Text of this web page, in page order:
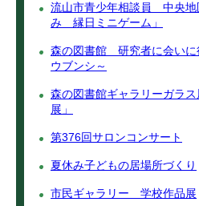
流山市青少年相談員 中央地
み 縁日ミニゲーム」
森の図書館 研究者に会いに
ウブンシ～
森の図書館ギャラリーガラ
展」
第376回サロンコンサート
夏休み子どもの居場所づくり
市民ギャラリー 学校作品展